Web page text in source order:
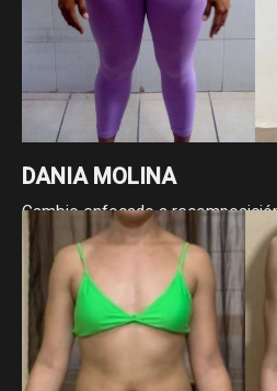
DANIA MOLINA
Cambio enfocado a